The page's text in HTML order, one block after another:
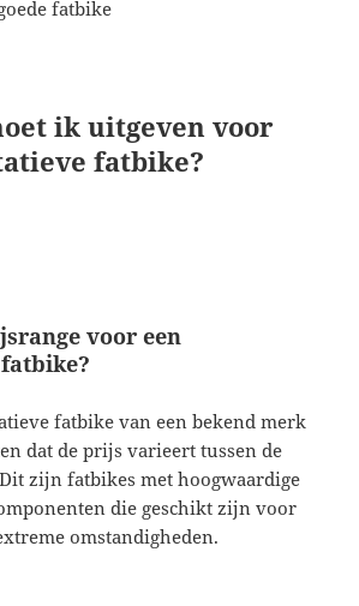
ik uitgeven voor
fatbike?
voor een
fatbike van een bekend merk
dat de prijs varieert tussen de
Dit zijn fatbikes met hoogwaardige
die geschikt zijn voor
omstandigheden.